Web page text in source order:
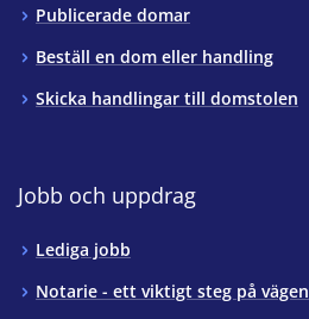
Publicerade domar
Beställ en dom eller handling
Skicka handlingar till domstolen
Jobb och uppdrag
Lediga jobb
Notarie - ett viktigt steg på vägen